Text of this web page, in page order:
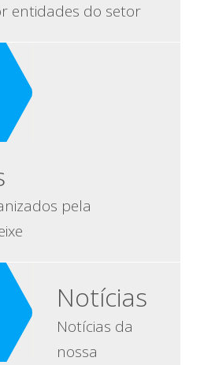
entidades do setor
pela
Notícias
Notícias da
nossa